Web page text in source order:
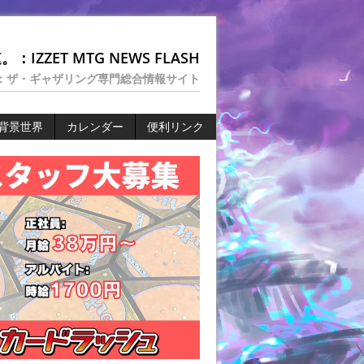
：IZZET MTG NEWS FLASH
ザ・ギャザリング専門総合情報サイト
景世界 カレンダー 便利リンク